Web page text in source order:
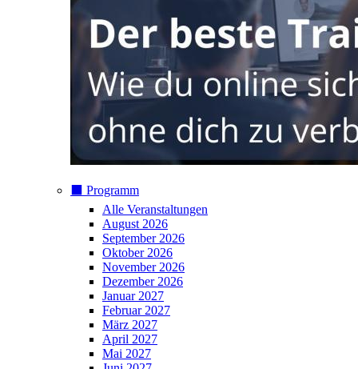
⬛️ Programm
Alle Veranstaltungen
August 2026
September 2026
Oktober 2026
November 2026
Dezember 2026
Januar 2027
Februar 2027
März 2027
April 2027
Mai 2027